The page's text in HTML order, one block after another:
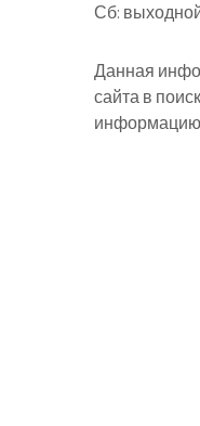
Сб:
Данная
сайта в
информацию